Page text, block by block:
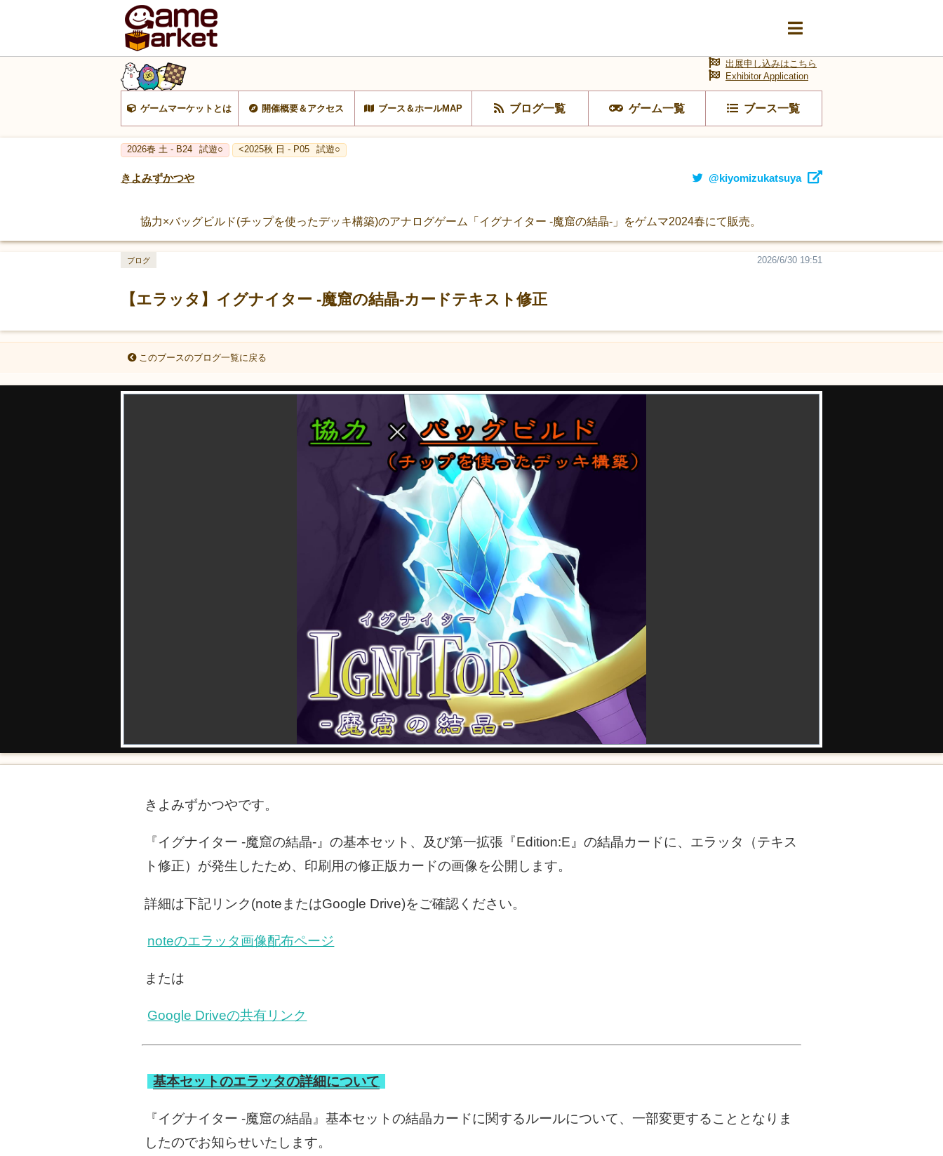
ゲームマーケットとは 開催概要＆アクセス ブース＆ホールMAP ブログ一覧 ゲーム一覧 ブース一覧
出展申し込みはこちら
Exhibitor Application
2026春 土 - B24 試遊○ <2025秋 日 - P05 試遊○
きよみずかつや @kiyomizukatsuya
協力×バッグビルド(チップを使ったデッキ構築)のアナログゲーム「イグナイター -魔窟の結晶-」をゲムマ2024春にて販売。
【エラッタ】イグナイター -魔窟の結晶-カードテキスト修正
2026/6/30 19:51
ブログ
このブースのブログ一覧に戻る
きよみずかつやです。
『イグナイター -魔窟の結晶-』の基本セット、及び第一拡張『Edition:E』の結晶カードに、エラッタ（テキス
ト修正）が発生したため、印刷用の修正版カードの画像を公開します。
詳細は下記リンク(noteまたはGoogle Drive)をご確認ください。
noteのエラッタ画像配布ページ
または
Google Driveの共有リンク
基本セットのエラッタの詳細について
『イグナイター -魔窟の結晶』基本セットの結晶カードに関するルールについて、一部変更することとなりま
したのでお知らせいたします。